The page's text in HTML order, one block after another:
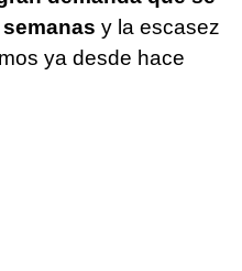
y la escasez
ya desde hace